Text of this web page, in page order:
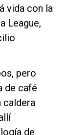
vida con la
League,
pero
de café
caldera
de